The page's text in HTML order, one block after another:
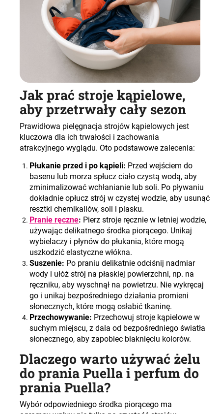
Jak prać stroje kąpielowe,
aby przetrwały cały sezon
Prawidłowa pielęgnacja strojów kąpielowych jest
kluczowa dla ich trwałości i zachowania
atrakcyjnego wyglądu. Oto podstawowe zalecenia:
Płukanie przed i po kąpieli: Przed wejściem do
basenu lub morza spłucz ciało czystą wodą, aby
zminimalizować wchłanianie lub soli. Po pływaniu
dokładnie opłucz strój w czystej wodzie, aby usunąć
resztki chemikaliów, soli i piasku.
Pranie ręczne: Pierz stroje ręcznie w letniej wodzie,
używając delikatnego środka piorącego. Unikaj
wybielaczy i płynów do płukania, które mogą
uszkodzić elastyczne włókna.
Suszenie: Po praniu delikatnie odciśnij nadmiar
wody i ułóż strój na płaskiej powierzchni, np. na
ręczniku, aby wyschnął na powietrzu. Nie wykręcaj
go i unikaj bezpośredniego działania promieni
słonecznych, które mogą osłabić tkaninę.
Przechowywanie: Przechowuj stroje kąpielowe w
suchym miejscu, z dala od bezpośredniego światła
słonecznego, aby zapobiec blaknięciu kolorów.
Dlaczego warto używać żelu
do prania Puella i perfum do
prania Puella?
Wybór odpowiedniego środka piorącego ma